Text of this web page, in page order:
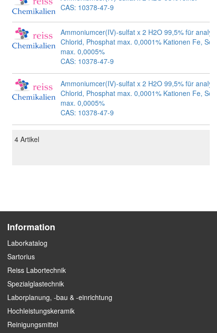
CAS: 10378-47-9
Ammoniumcer(IV)-sulfat x 2 H2O 99,5% für
Chlorid, Phosphat max. 0,0001% Kationen Fe,
max. 0,0005%
CAS: 10378-47-9
Ammoniumcer(IV)-sulfat x 2 H2O 99,5% für
Chlorid, Phosphat max. 0,0001% Kationen Fe,
max. 0,0005%
CAS: 10378-47-9
4 Artikel
Information
Laborkatalog
Sartorius
Reiss Labortechnik
Spezialglastechnik
Laborplanung, -bau & -einrichtung
Hochleistungskeramik
Reinigungsmittel